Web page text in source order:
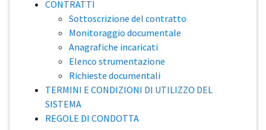
CONTRATTI
Sottoscrizione del contratto
Monitoraggio documentale
Anagrafiche incaricati
Elenco strumentazione
Richieste documentali
TERMINI E CONDIZIONI DI UTILIZZO DEL
SISTEMA
REGOLE DI CONDOTTA